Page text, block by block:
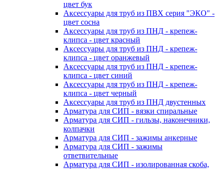
цвет бук
Аксессуары для труб из ПВХ серия "ЭКО" -
цвет сосна
Аксессуары для труб из ПНД - крепеж-
клипса - цвет красный
Аксессуары для труб из ПНД - крепеж-
клипса - цвет оранжевый
Аксессуары для труб из ПНД - крепеж-
клипса - цвет синий
Аксессуары для труб из ПНД - крепеж-
клипса - цвет черный
Аксессуары для труб из ПНД двустенных
Арматура для СИП - вязки спиральные
Арматура для СИП - гильзы, наконечники,
колпачки
Арматура для СИП - зажимы анкерные
Арматура для СИП - зажимы
ответвительные
Арматура для СИП - изолированная скоба,